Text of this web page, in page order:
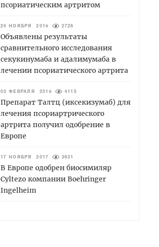
псориатическим артритом
24 НОЯБРЯ 2019 2726
Объявлены результаты
сравнительного исследования
секукинумаба и адалимумаба в
лечении псориатического артрита
03 ФЕВРАЛЯ 2018 4115
Препарат Талтц (иксекизумаб) для
лечения псориартрического
артрита получил одобрение в
Европе
17 НОЯБРЯ 2017 3631
В Европе одобрен биосимиляр
Cyltezo компании Boehringer
Ingelheim